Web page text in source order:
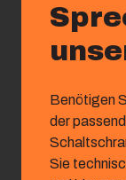
Benötigen
der
Sie